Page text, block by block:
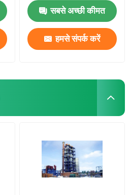
सबसे अच्छी कीमत
हमसे संपर्क करें